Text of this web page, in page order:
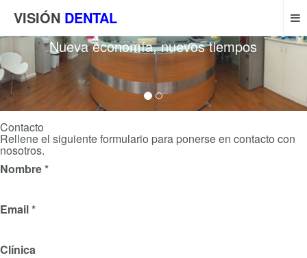
VISIÓN DENTAL
Nueva economía, nuevos tiempos
Contacto
Rellene el siguiente formulario para ponerse en contacto con
nosotros.
Nombre*
Email*
Clínica